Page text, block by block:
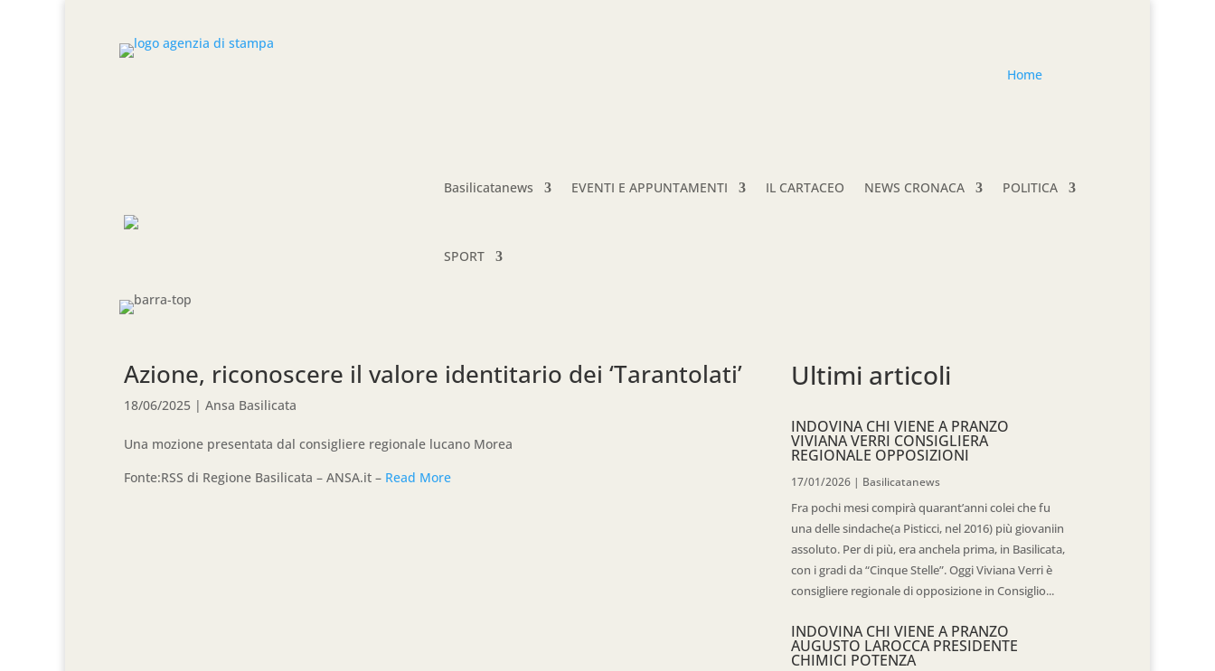
Home
Basilicatanews EVENTI E APPUNTAMENTI IL CARTACEO NEWS CRONACA POLITICA
SPORT
Azione, riconoscere il valore identitario dei ‘Tarantolati’
18/06/2025 | Ansa Basilicata
Una mozione presentata dal consigliere regionale lucano Morea
Fonte:RSS di Regione Basilicata – ANSA.it – Read More
Ultimi articoli
INDOVINA CHI VIENE A PRANZO
VIVIANA VERRI CONSIGLIERA
REGIONALE OPPOSIZIONI
17/01/2026 | Basilicatanews
Fra pochi mesi compirà quarant’anni colei che fu
una delle sindache(a Pisticci, nel 2016) più giovaniin
assoluto. Per di più, era anchela prima, in Basilicata,
con i gradi da “Cinque Stelle”. Oggi Viviana Verri è
consigliere regionale di opposizione in Consiglio...
INDOVINA CHI VIENE A PRANZO
AUGUSTO LAROCCA PRESIDENTE
CHIMICI POTENZA